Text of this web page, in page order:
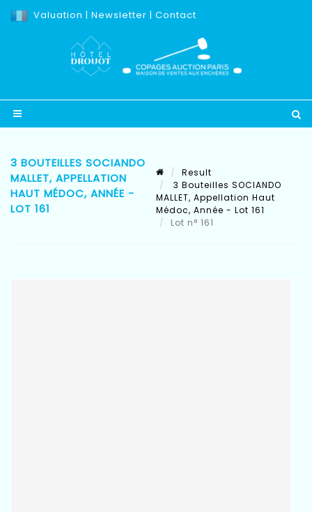
Valuation | Newsletter | Contact
3 BOUTEILLES SOCIANDO
MALLET, APPELLATION
HAUT MÉDOC, ANNÉE -
LOT 161
Result
3 Bouteilles SOCIANDO
MALLET, Appellation Haut
Médoc, Année - Lot 161
Lot n° 161